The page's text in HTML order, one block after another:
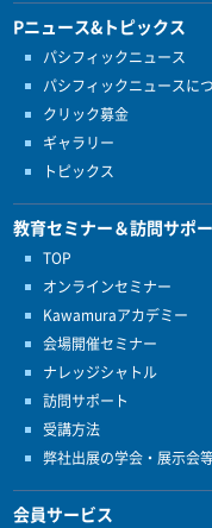
Pニュース&トピックス
パシフィックニュース
パシフィックニュースに
クリック募金
ギャラリー
トピックス
教育セミナー＆訪問サポ
TOP
オンラインセミナー
Kawamuraアカデミー
会場開催セミナー
ナレッジシャトル
訪問サポート
受講方法
弊社出展の学会・展示会
会員サービス